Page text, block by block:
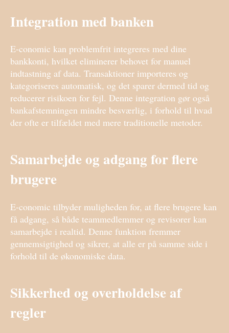
Integration med banken
E-conomic kan problemfrit integreres med dine
bankkonti, hvilket eliminerer behovet for manuel
indtastning af data. Transaktioner importeres og
kategoriseres automatisk, og det sparer dermed tid og
reducerer risikoen for fejl. Denne integration gør også
bankafstemningen mindre besværlig, i forhold til hvad
der ofte er tilfældet med mere traditionelle metoder.
Samarbejde og adgang for flere
brugere
E-conomic tilbyder muligheden for, at flere brugere kan
få adgang, så både teammedlemmer og revisorer kan
samarbejde i realtid. Denne funktion fremmer
gennemsigtighed og sikrer, at alle er på samme side i
forhold til de økonomiske data.
Sikkerhed og overholdelse af
regler